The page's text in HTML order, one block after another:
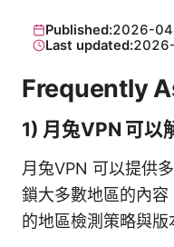
Published:2026-
Last updated:
Frequently
1) 月兔VPN 可以
月兔VPN 可以提供
鎖大多數地區的內
的地區檢測策略與版